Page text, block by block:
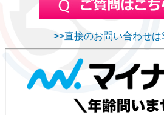
>>直接のお問い合わせ